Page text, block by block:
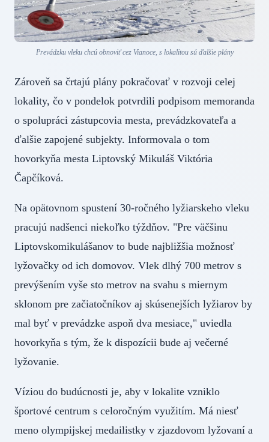
Prevádzku vleku chcú obnoviť cez Vianoce, s lokalitou sú ďalšie plány
Zároveň sa črtajú plány pokračovať v rozvoji celej
lokality, čo v pondelok potvrdili podpisom memoranda
o spolupráci zástupcovia mesta, prevádzkovateľa a
ďalšie zapojené subjekty. Informovala o tom
hovorkyňa mesta Liptovský Mikuláš Viktória
Čapčíková.
Na opätovnom spustení 30-ročného lyžiarskeho vleku
pracujú nadšenci niekoľko týždňov. "Pre väčšinu
Liptovskomikulášanov to bude najbližšia možnosť
lyžovačky od ich domovov. Vlek dlhý 700 metrov s
prevýšením vyše sto metrov na svahu s miernym
sklonom pre začiatočníkov aj skúsenejších lyžiarov by
mal byť v prevádzke aspoň dva mesiace," uviedla
hovorkyňa s tým, že k dispozícii bude aj večerné
lyžovanie.
Víziou do budúcnosti je, aby v lokalite vzniklo
športové centrum s celoročným využitím. Má niesť
meno olympijskej medailistky v zjazdovom lyžovaní a